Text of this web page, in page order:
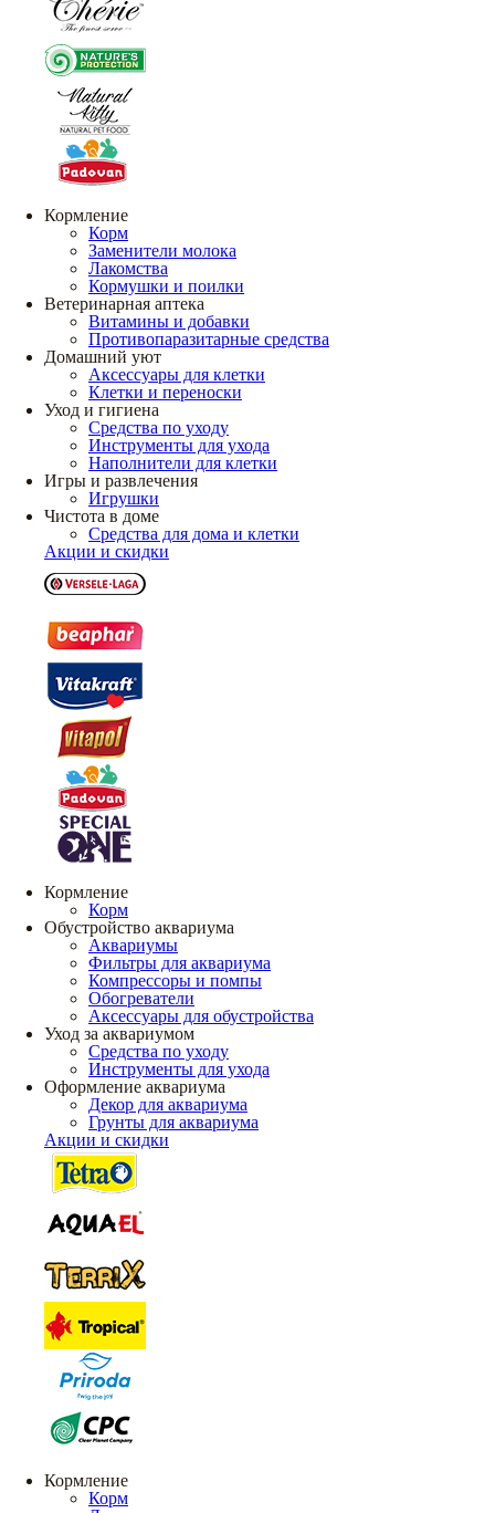
Кормление
Корм
Заменители молока
Лакомства
Кормушки и поилки
Ветеринарная аптека
Витамины и добавки
Противопаразитарные средства
Домашний уют
Аксессуары для клетки
Клетки и переноски
Уход и гигиена
Средства по уходу
Инструменты для ухода
Наполнители для клетки
Игры и развлечения
Игрушки
Чистота в доме
Средства для дома и клетки
Акции и скидки
Кормление
Корм
Обустройство аквариума
Аквариумы
Фильтры для аквариума
Компрессоры и помпы
Обогреватели
Аксессуары для обустройства
Уход за аквариумом
Средства по уходу
Инструменты для ухода
Оформление аквариума
Декор для аквариума
Грунты для аквариума
Акции и скидки
Кормление
Корм